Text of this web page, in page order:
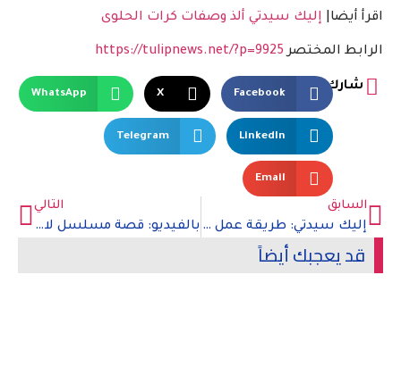
اقرأ أيضا| إليك سيدتي ألذ وصفات كرات الحلوى
الرابط المختصرhttps://tulipnews.net/?p=9925
شارك
Facebook
X
WhatsApp
LinkedIn
Telegram
Email
السابق
إليك سيدتي: طريقة عمل شاورما الفراخ
التالي
بالفيديو: قصة مسلسل لا تترك يدي
قد يعجبك أيضاً